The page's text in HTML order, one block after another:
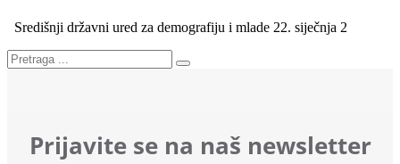
Središnji državni ured za demografiju i mlade 22. siječnja 2
Prijavite se na naš newsletter